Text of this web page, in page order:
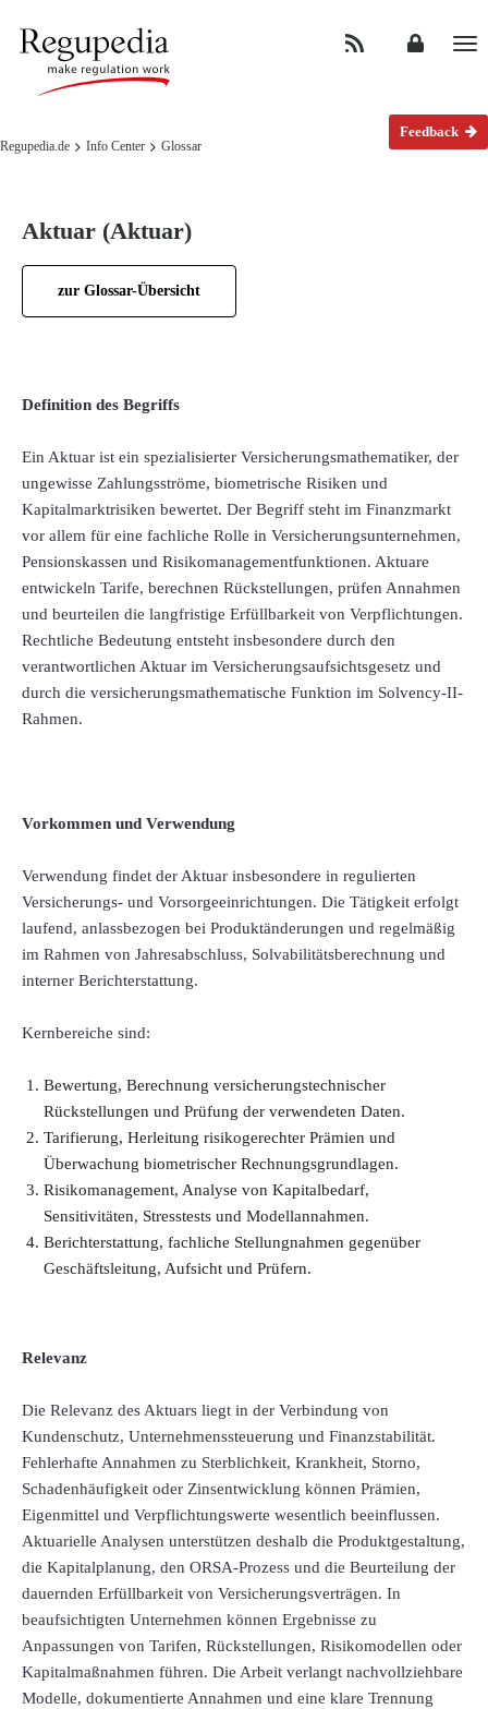
Regupedia.de Info Center Glossar
Feedback
Aktuar (Aktuar)
zur Glossar-Übersicht
Definition des Begriffs
Ein Aktuar ist ein spezialisierter Versicherungsmathematiker, der
ungewisse Zahlungsströme, biometrische Risiken und
Kapitalmarktrisiken bewertet. Der Begriff steht im Finanzmarkt
vor allem für eine fachliche Rolle in Versicherungsunternehmen,
Pensionskassen und Risikomanagementfunktionen. Aktuare
entwickeln Tarife, berechnen Rückstellungen, prüfen Annahmen
und beurteilen die langfristige Erfüllbarkeit von Verpflichtungen.
Rechtliche Bedeutung entsteht insbesondere durch den
verantwortlichen Aktuar im Versicherungsaufsichtsgesetz und
durch die versicherungsmathematische Funktion im Solvency-II-
Rahmen.
Vorkommen und Verwendung
Verwendung findet der Aktuar insbesondere in regulierten
Versicherungs- und Vorsorgeeinrichtungen. Die Tätigkeit erfolgt
laufend, anlassbezogen bei Produktänderungen und regelmäßig
im Rahmen von Jahresabschluss, Solvabilitätsberechnung und
interner Berichterstattung.
Kernbereiche sind:
Bewertung, Berechnung versicherungstechnischer
Rückstellungen und Prüfung der verwendeten Daten.
Tarifierung, Herleitung risikogerechter Prämien und
Überwachung biometrischer Rechnungsgrundlagen.
Risikomanagement, Analyse von Kapitalbedarf,
Sensitivitäten, Stresstests und Modellannahmen.
Berichterstattung, fachliche Stellungnahmen gegenüber
Geschäftsleitung, Aufsicht und Prüfern.
Relevanz
Die Relevanz des Aktuars liegt in der Verbindung von
Kundenschutz, Unternehmenssteuerung und Finanzstabilität.
Fehlerhafte Annahmen zu Sterblichkeit, Krankheit, Storno,
Schadenhäufigkeit oder Zinsentwicklung können Prämien,
Eigenmittel und Verpflichtungswerte wesentlich beeinflussen.
Aktuarielle Analysen unterstützen deshalb die Produktgestaltung,
die Kapitalplanung, den ORSA-Prozess und die Beurteilung der
dauernden Erfüllbarkeit von Versicherungsverträgen. In
beaufsichtigten Unternehmen können Ergebnisse zu
Anpassungen von Tarifen, Rückstellungen, Risikomodellen oder
Kapitalmaßnahmen führen. Die Arbeit verlangt nachvollziehbare
Modelle, dokumentierte Annahmen und eine klare Trennung